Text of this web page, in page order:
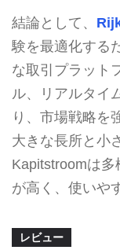
結論として、
験を最適化する
な取引プラット
ル、リアルタイ
り、市場戦略を
大きな長所と小
Kapitstroomは
が高く、使いや
レビュー